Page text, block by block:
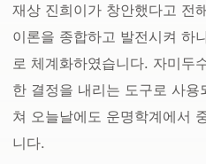
재상 진희이가 창안했다고 전
이론을 종합하고 발전시켜 하
로 체계화하였습니다. 자미두
한 결정을 내리는 도구로 사
쳐 오늘날에도 운명학계에서
니다.